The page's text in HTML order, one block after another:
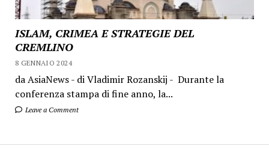
ISLAM, CRIMEA E STRATEGIE DEL
CREMLINO
8 GENNAIO 2024
da AsiaNews - di Vladimir Rozanskij - Durante la
conferenza stampa di fine anno, la...
Leave a Comment